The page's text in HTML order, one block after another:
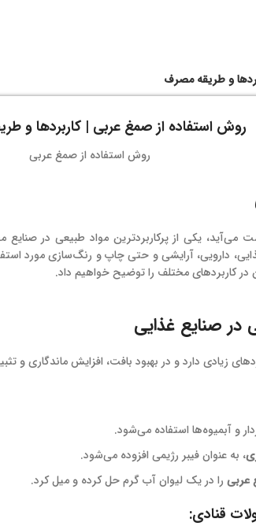
و طریقه مصرف
روش استفاده از صمغ عربی | کاربردها و
می‌آید، یکی از پرکاربردترین مواد طبیعی در
دارویی، آرایشی و حتی چاپ و رنگ‌سازی مورد
کاربردهای مختلف را توضیح خواهیم داد.
زیادی دارد و در بهبود بافت، افزایش ماندگاری و
و آبمیوه‌ها استفاده می‌شود.
، به عنوان فیبر رژیمی افزوده می‌شود.
عربی را در یک لیوان آب گرم حل کرده و میل کرد.
قنادی: